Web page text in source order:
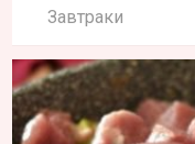
Завтраки